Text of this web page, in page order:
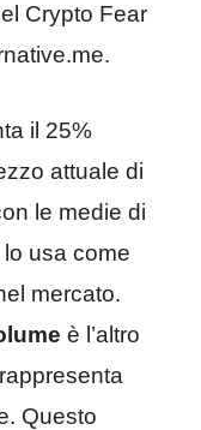
Crypto Fear
il 25%
attuale di
le medie di
lo usa come
mercato.
è l’altro
Questo